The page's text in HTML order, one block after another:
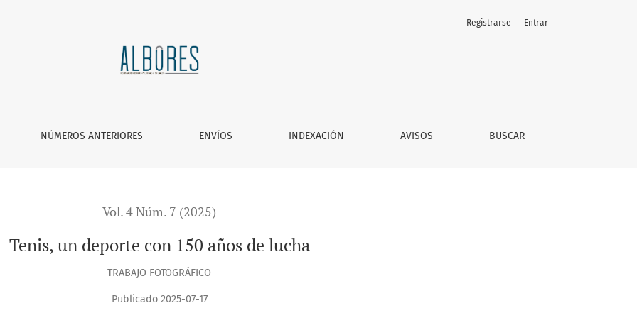
NÚMEROS ANTERIORES ENVÍOS INDEXACIÓN AVISOS BUSCAR
Registrarse Entrar
Vol. 4 Núm. 7 (2025)
Tenis, un deporte con 150 años de lucha
TRABAJO FOTOGRÁFICO
Publicado 2025-07-17